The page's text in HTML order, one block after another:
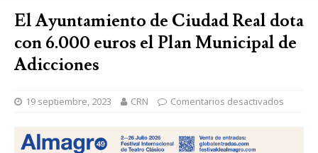
El Ayuntamiento de Ciudad Real dota
con 6.000 euros el Plan Municipal de
Adicciones
19 septiembre, 2023 CRN Comentarios desactivados